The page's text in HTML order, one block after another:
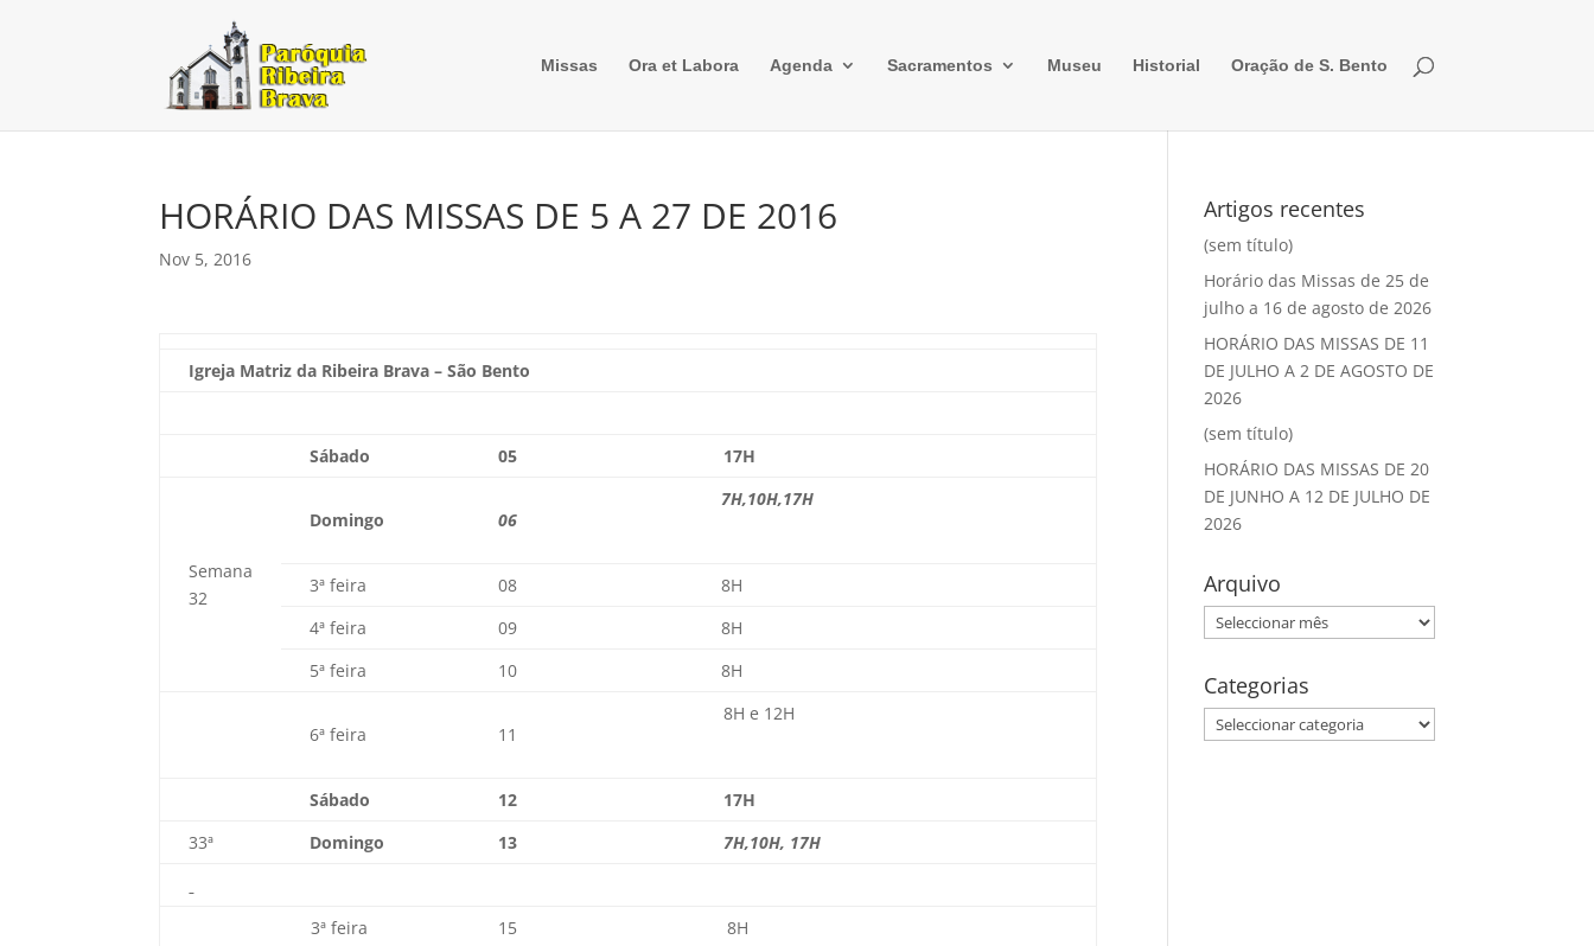
Missas Ora et Labora Agenda Sacramentos Museu Historial Oração de S. Bento
HORÁRIO DAS MISSAS DE 5 A 27 DE 2016
Nov 5, 2016
Igreja Matriz da Ribeira Brava – São Bento
Sábado 05 17H
Semana
32
Domingo 06
7H,10H,17H
3ª feira 08
8H
4ª feira
09
8H
5ª feira
10 8H
6ª feira 11
8H e 12H
Sábado 12
17H
33ª
Domingo 13 7H,10H, 17H
3ª feira 15
8H
Artigos recentes
(sem título)
Horário das Missas de 25 de
julho a 16 de agosto de 2026
HORÁRIO DAS MISSAS DE 11
DE JULHO A 2 DE AGOSTO DE
2026
(sem título)
HORÁRIO DAS MISSAS DE 20
DE JUNHO A 12 DE JULHO DE
2026
Arquivo
Arquivo
Categorias
Categorias